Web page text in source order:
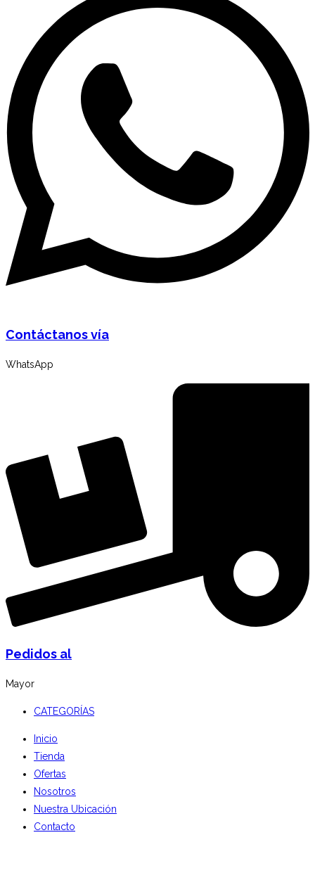
Contáctanos vía
WhatsApp
Pedidos al
Mayor
CATEGORÍAS
Inicio
Tienda
Ofertas
Nosotros
Nuestra Ubicación
Contacto